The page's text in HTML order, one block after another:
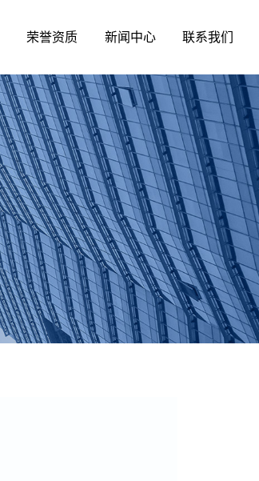
荣誉资质 新闻中心 联系我们